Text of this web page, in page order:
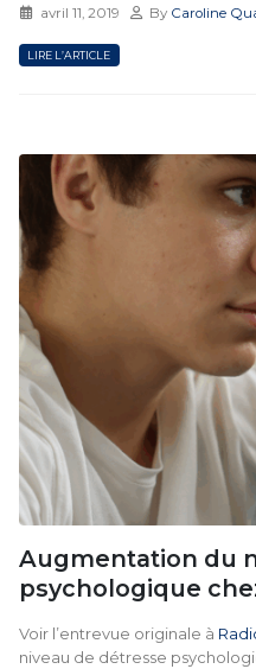
avril 11, 2019 By Caroline
LIRE L’ARTICLE
Augmentation du
psychologique
Voir l’entrevue originale à
niveau de détresse